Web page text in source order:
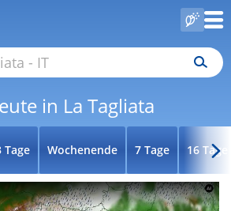
in La Tagliata
Tage Wochenende 7 Tage 16 Tage